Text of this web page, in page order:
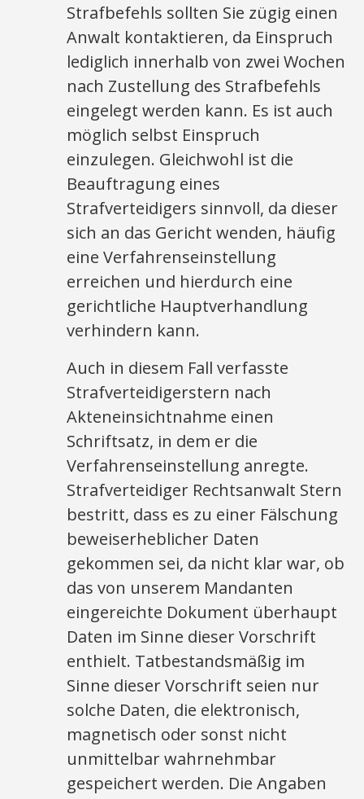
Strafbefehls sollten Sie zügig einen
Anwalt kontaktieren, da Einspruch
lediglich innerhalb von zwei Wochen
nach Zustellung des Strafbefehls
eingelegt werden kann. Es ist auch
möglich selbst Einspruch
einzulegen. Gleichwohl ist die
Beauftragung eines
Strafverteidigers sinnvoll, da dieser
sich an das Gericht wenden, häufig
eine Verfahrenseinstellung
erreichen und hierdurch eine
gerichtliche Hauptverhandlung
verhindern kann.
Auch in diesem Fall verfasste
Strafverteidigerstern nach
Akteneinsichtnahme einen
Schriftsatz, in dem er die
Verfahrenseinstellung anregte.
Strafverteidiger Rechtsanwalt Stern
bestritt, dass es zu einer Fälschung
beweiserheblicher Daten
gekommen sei, da nicht klar war, ob
das von unserem Mandanten
eingereichte Dokument überhaupt
Daten im Sinne dieser Vorschrift
enthielt. Tatbestandsmäßig im
Sinne dieser Vorschrift seien nur
solche Daten, die elektronisch,
magnetisch oder sonst nicht
unmittelbar wahrnehmbar
gespeichert werden. Die Angaben